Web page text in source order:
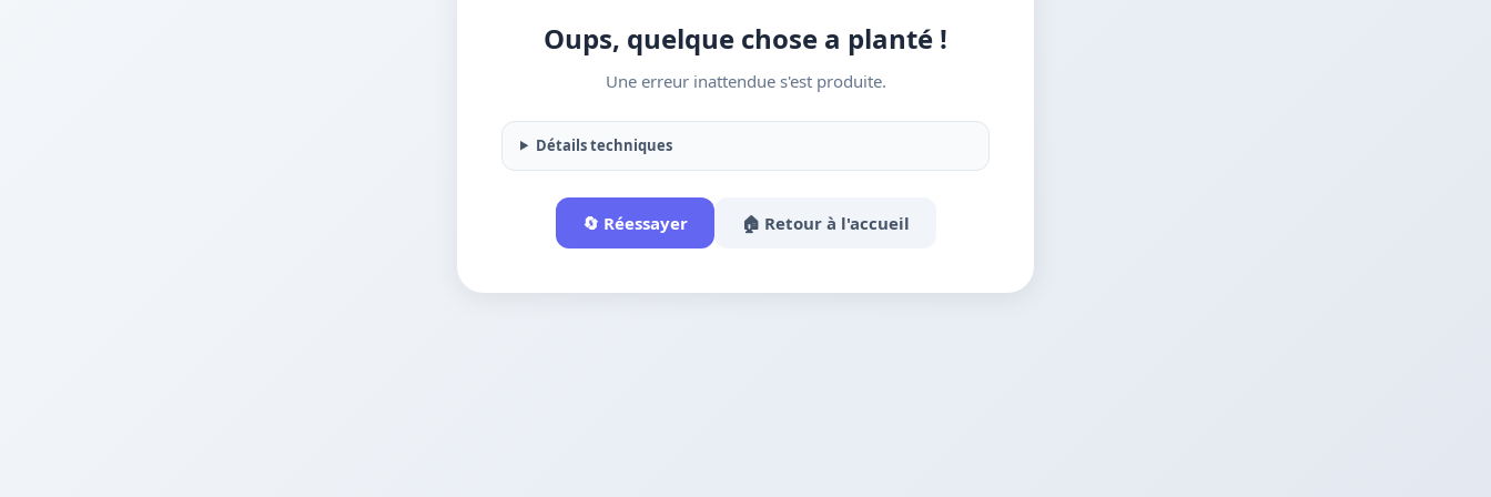
Oups, quelque chose a planté !
Une erreur inattendue s'est produite.
Détails techniques
🔄 Réessayer 🏠 Retour à l'accueil